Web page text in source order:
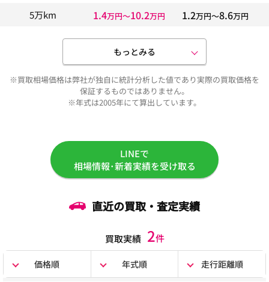
5万km 1.4万円〜10.2万円 1.2万円〜8.6万円
もっとみる
※買取相場価格は弊社が独自に統計分析した値であり実際の買取価格を
保証するものではありません。
※年式は2005年にて算出しています。
LINEで
相場情報･新着実績を受け取る
直近の買取・査定実績
買取実績 2件
価格順 年式順 走行距離順